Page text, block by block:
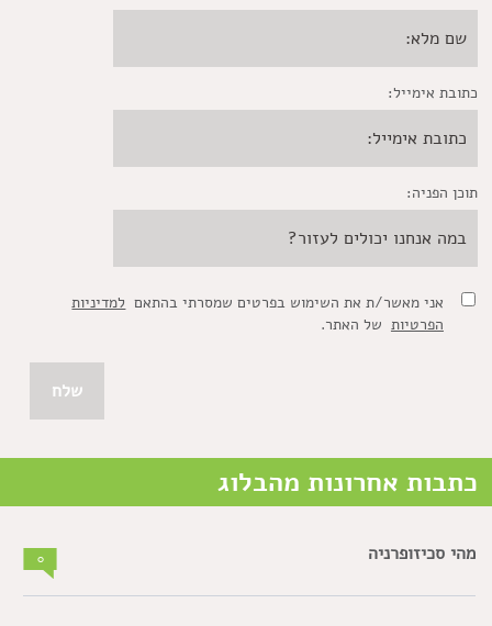
כתובת אימייל:
תוכן הפניה:
אני מאשר/ת את השימוש בפרטים שמסרתי בהתאם למדיניות
הפרטיותשל האתר.
כתבות אחרונות מהבלוג
מהי סכיזופרניה